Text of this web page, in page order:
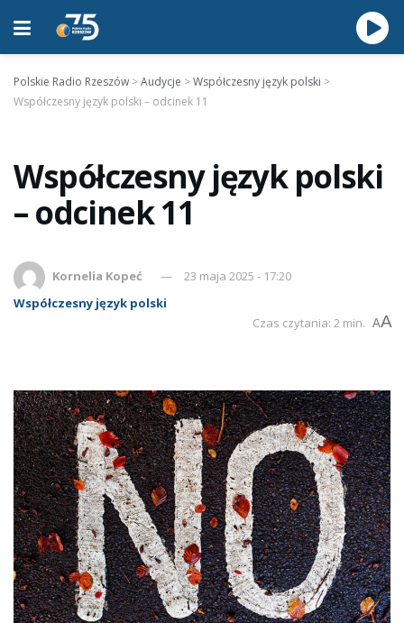
Polskie Radio Rzeszów >Audycje >Współczesny język polski >
Współczesny język polski – odcinek 11
Współczesny język polski
– odcinek 11
Kornelia Kopeć
23 maja 2025 - 17:20
Współczesny język polski
Czas czytania: 2 min. AA